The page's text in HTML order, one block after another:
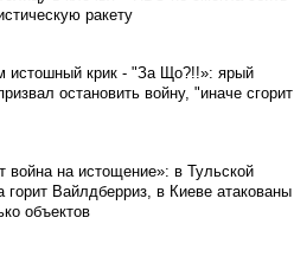
ракету
истошный крик - "За Що?!!»: ярый
остановить войну, "иначе сгорит
война на истощение»: в Тульской
горит Вайлдберриз, в Киеве атакованы
объектов